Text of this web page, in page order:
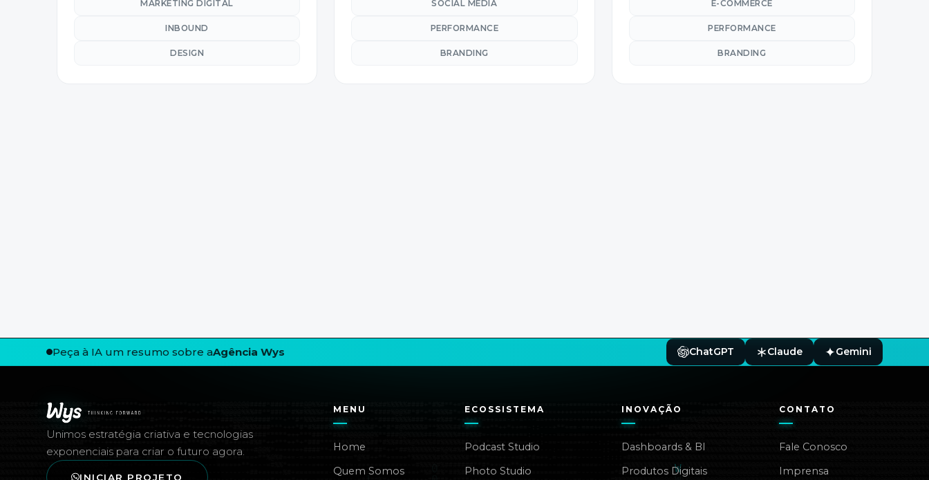
MARKETING DIGITAL
INBOUND
DESIGN
SOCIAL MEDIA
PERFORMANCE
BRANDING
E-COMMERCE
PERFORMANCE
BRANDING
Rodapé — Agência Wys
Peça à IA um resumo sobre aAgência Wys ChatGPT Claude Gemini
Unimos estratégia criativa e tecnologias
exponenciais para criar o futuro agora.
INICIAR PROJETO
MENU
Home
Quem Somos
ECOSSISTEMA
Podcast Studio
Photo Studio
INOVAÇÃO
Dashboards & BI
Produtos Digitais
CONTATO
Fale Conosco
Imprensa